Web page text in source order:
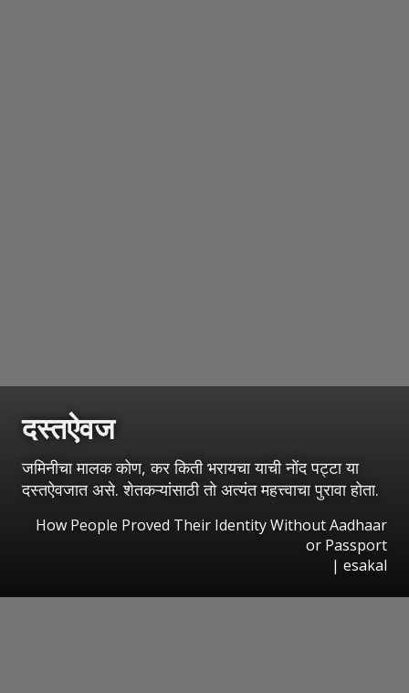
दस्तऐवज
जमिनीचा मालक कोण, कर किती भरायचा याची नोंद पट्टा या
दस्तऐवजात असे. शेतकऱ्यांसाठी तो अत्यंत महत्त्वाचा पुरावा होता.
How People Proved Their Identity Without Aadhaar
or Passport
| esakal